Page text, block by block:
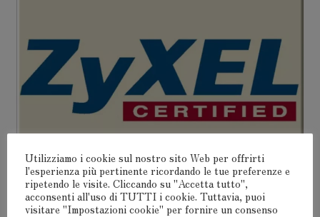
Utilizziamo i cookie sul nostro sito Web per offrirti
l'esperienza più pertinente ricordando le tue preferenze e
ripetendo le visite. Cliccando su "Accetta tutto",
acconsenti all'uso di TUTTI i cookie. Tuttavia, puoi
visitare "Impostazioni cookie" per fornire un consenso